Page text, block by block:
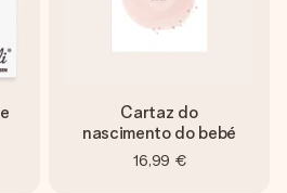
Cartaz do
nascimento do bebé
16,99 €